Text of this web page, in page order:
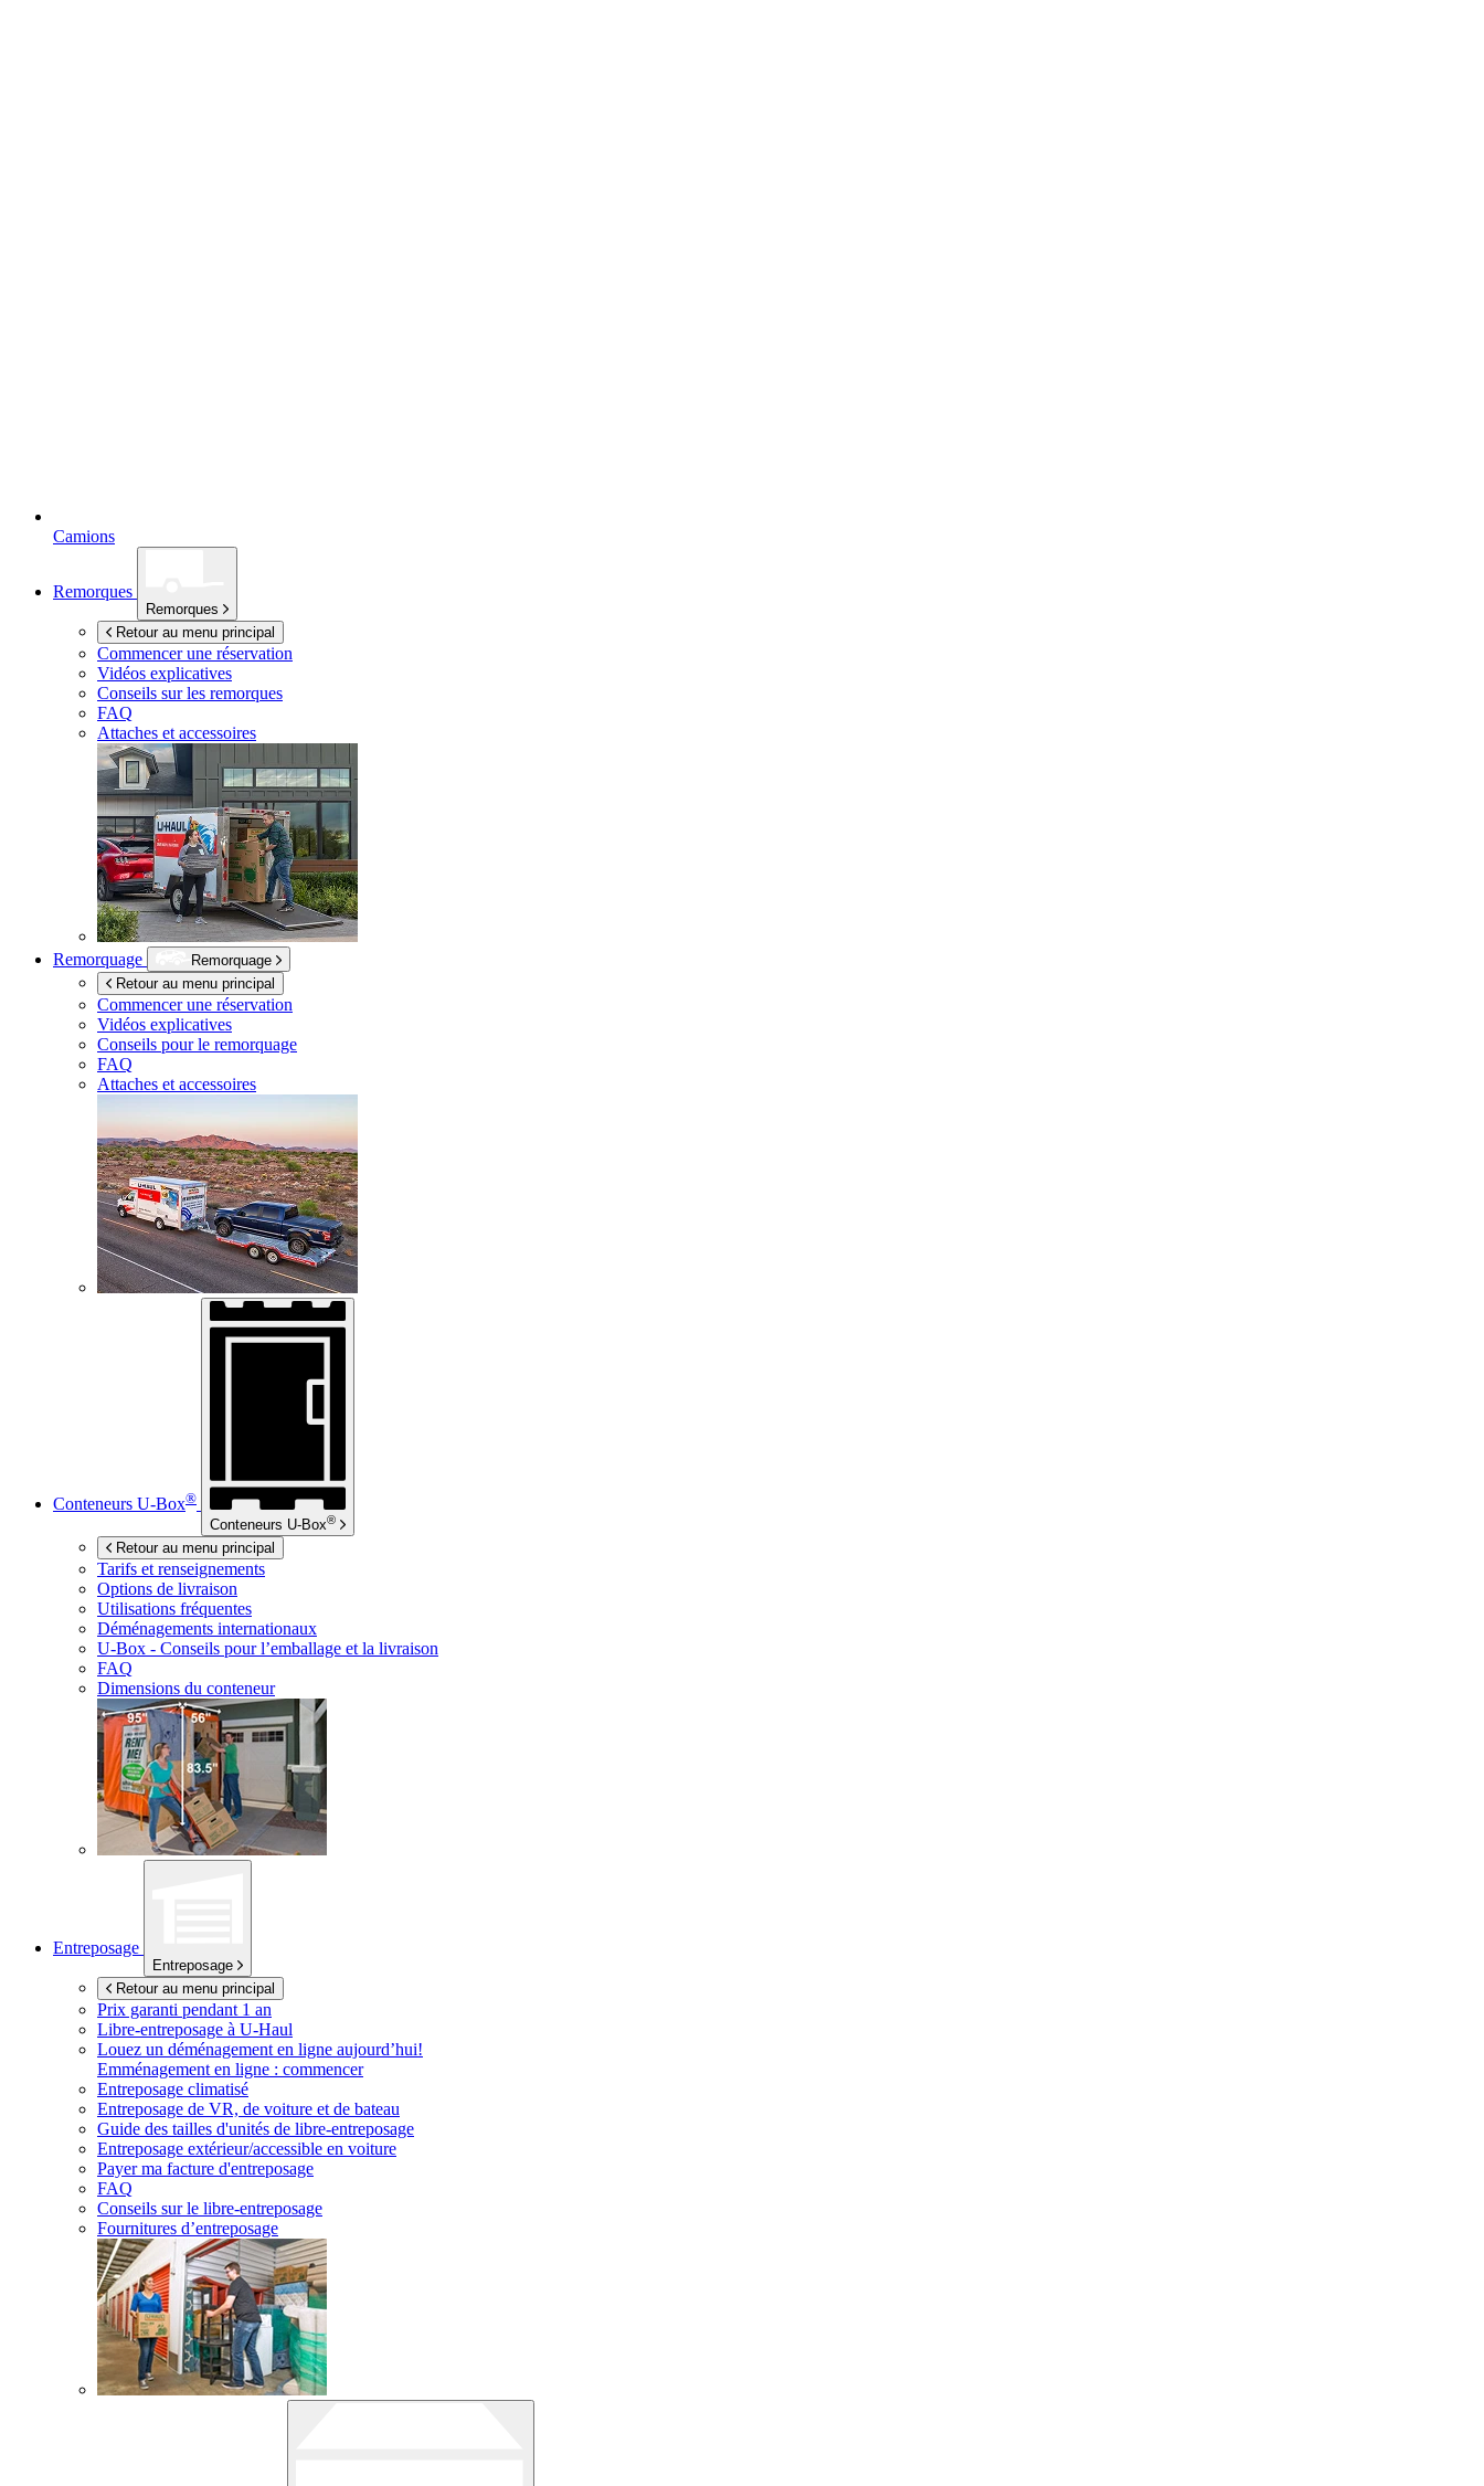
Camions
Remorques
Remorques
Retour au menu principal
Commencer une réservation
Vidéos explicatives
Conseils sur les remorques
FAQ
Attaches et accessoires
Remorquage
Remorquage
Retour au menu principal
Commencer une réservation
Vidéos explicatives
Conseils pour le remorquage
FAQ
Attaches et accessoires
Conteneurs U-Box®
Conteneurs U-Box®
Retour au menu principal
Tarifs et renseignements
Options de livraison
Utilisations fréquentes
Déménagements internationaux
U-Box - Conseils pour l’emballage et la livraison
FAQ
Dimensions du conteneur
Entreposage
Entreposage
Retour au menu principal
Prix garanti pendant 1 an
Libre-entreposage à U-Haul
Louez un déménagement en ligne aujourd’hui!
Emménagement en ligne : commencer
Entreposage climatisé
Entreposage de VR, de voiture et de bateau
Guide des tailles d'unités de libre-entreposage
Entreposage extérieur/accessible en voiture
Payer ma facture d'entreposage
FAQ
Conseils sur le libre-entreposage
Fournitures d’entreposage